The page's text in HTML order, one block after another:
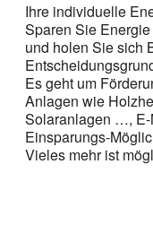
Ihre individuelle
Sparen Sie
und holen Sie sich
Es geht um
Anlagen wie
Solaranlagen …, E-
Einsparungs-
Vieles mehr ist